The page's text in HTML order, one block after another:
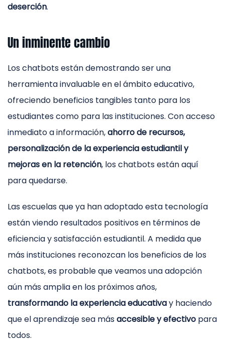
deserción.
Un inminente cambio
Los chatbots están demostrando ser una
herramienta invaluable en el ámbito educativo,
ofreciendo beneficios tangibles tanto para los
estudiantes como para las instituciones. Con acceso
inmediato a información,ahorro de recursos,
personalización de la experiencia estudiantil y
mejoras en la retención, los chatbots están aquí
para quedarse.
Las escuelas que ya han adoptado esta tecnología
están viendo resultados positivos en términos de
eficiencia y satisfacción estudiantil. A medida que
más instituciones reconozcan los beneficios de los
chatbots, es probable que veamos una adopción
aún más amplia en los próximos años,
transformando la experiencia educativay haciendo
que el aprendizaje sea másaccesible y efectivo para
todos.